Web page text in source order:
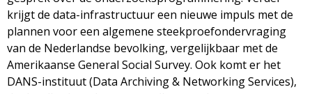
krijgt de data-infrastructuur een nieuwe impuls met de
plannen voor een algemene steekproefondervraging
van de Nederlandse bevolking, vergelijkbaar met de
Amerikaanse General Social Survey. Ook komt er het
DANS-instituut (Data Archiving & Networking Services),